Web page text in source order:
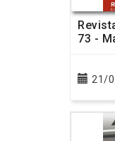
73 -
21/